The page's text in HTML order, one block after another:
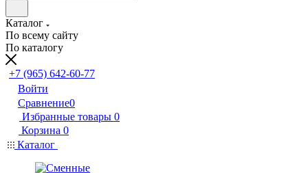
Каталог
По всему сайту
По каталогу
+7 (965) 642-60-77
Войти
Сравнение0
Избранные товары 0
Корзина 0
Каталог